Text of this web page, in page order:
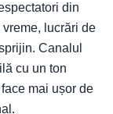
din
lucrări de
Canalul
cu un ton
mai ușor de